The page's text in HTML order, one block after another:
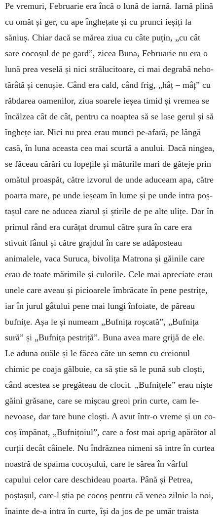
Pe vremuri, Februarie era încă o lună de iarnă. Iarnă plină
cu omăt și ger, cu ape înghețate și cu prunci ieșiți la
săniuș. Chiar dacă se mărea ziua cu câte puțin, „cu cât
sare cocoșul de pe gard”, zicea Buna, Februa­rie nu era o
lună prea veselă și nici strălu­ci­toare, ci mai de­grabă neho­
tărâtă și cenușie. Când era cald, când frig, „hâț – mâț” cu
răbdarea oamenilor, ziua soa­rele ieșea ti­mid și vremea se
în­călzea cât de cât, pentru ca noaptea să se lase gerul și să
înghețe iar. Nici nu prea erau munci pe-afară, pe lângă
casă, în luna aceasta cea mai scurtă a anului. Dacă ningea,
se fă­ceau cărări cu lopețile și măturile mari de găteje prin
omătul proaspăt, către iz­vo­rul de unde adu­ceam apa, către
poarta mare, pe unde ieșeam în lume și pe unde intra poș­
tașul care ne adu­cea ziarul și știrile de pe alte ulițe. Dar în
primul rând era curățat drumul către șura în care era
stivuit fânul și către grajdul în care se adăposteau
animalele, vaca Suruca, bivolița Ma­tro­na și găinile care
erau de toate mă­rimile și cu­lorile. Cele mai apreciate erau
unele care aveau și picioarele îmbrăcate în pene pestrițe,
iar în jurul gâtului pene mai lungi înfoiate, de păreau
bufnițe. Așa le și numeam „Bufnița roșcată”, „Bufnița
sură” și „Bufnița pestriță”. Buna avea mare grijă de ele.
Le aduna ouăle și le fă­cea câte un semn cu creionul
chimic pe coaja gălbuie, ca să știe să le pună sub cloști,
când acestea se pregăteau de clocit. „Buf­nițele” erau niște
găini grăsane, care se mișcau greoi prin curte, cam le­
nevoase, dar tare bune cloști. A avut într-o vreme și un co­
coș împănat, „Bufnițoiul”, care a fost mai aprig apărător al
curții decât câinele. Nu îndrăznea nimeni să intre în curtea
noastră de spaima cocoșu­lui, care le sărea în vârful
capului celor care deschideau poarta. Până și Petrea,
poștașul, care-l știa pe cocoș pentru că venea zilnic la noi,
înainte de-a intra în curte, își da jos de pe umăr traista